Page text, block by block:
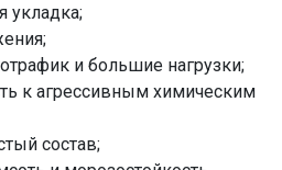
укладка;
и большие нагрузки;
к агрессивным химическим
состав;